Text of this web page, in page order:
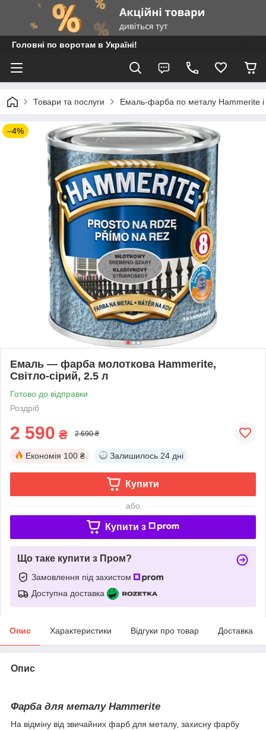
Головні по воротам в Україні!
Товари та послуги Емаль-фарба по металу Hammerite і
–4%
Емаль — фарба молоткова Hammerite,
Світло-сірий, 2.5 л
Готово до відправки
Роздріб
2 590 ₴ 2 690 ₴
Економія 100 ₴ Залишилось 24 дні
Купити
або
Купити з
Що таке купити з Пром?
Замовлення під захистом
Доступна доставка
Опис Характеристики Відгуки про товар Доставка
Опис
Фарба для металу Hammerite
На відміну від звичайних фарб для металу, захисну фарбу